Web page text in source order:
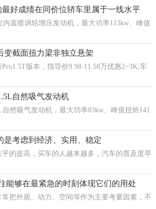
最好成绩在同价位轿车里属于一线水平
内直喷涡轮增压发动机，最大功率113kw、峰值
变截面扭力梁非独立悬架
版本，指导价9.98-11.58万优惠2~3K;车
自然吸气发动机
然吸气发动机，最大功率83kw、峰值扭矩141
是考虑到经济、实用、稳定
的提高，买车的人越来越多，汽车的普及度早
能够在最紧急的时刻体现它们的用处
把外观、动力、空间等作为主要考量因素，不